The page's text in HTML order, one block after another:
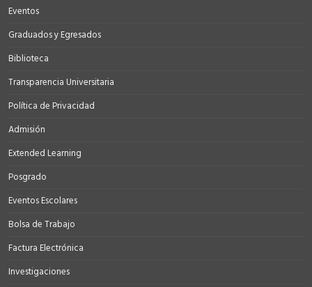
Eventos
Graduados y Egresados
Biblioteca
Transparencia Universitaria
Política de Privacidad
Admisión
Extended Learning
Posgrado
Eventos Escolares
Bolsa de Trabajo
Factura Electrónica
Investigaciones